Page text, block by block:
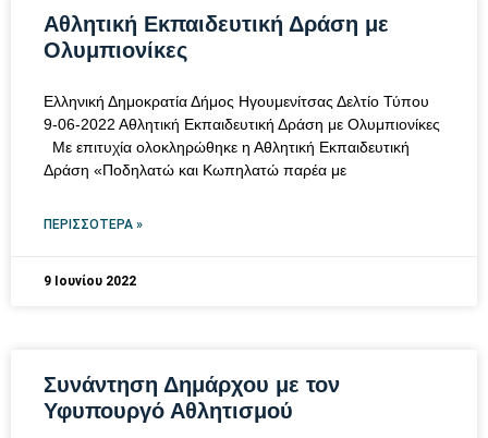
Αθλητική Εκπαιδευτική Δράση με
Ολυμπιονίκες
Ελληνική Δημοκρατία Δήμος Ηγουμενίτσας Δελτίο Τύπου
9-06-2022 Αθλητική Εκπαιδευτική Δράση με Ολυμπιονίκες
Με επιτυχία ολοκληρώθηκε η Αθλητική Εκπαιδευτική
Δράση «Ποδηλατώ και Κωπηλατώ παρέα με
ΠΕΡΙΣΣΌΤΕΡΑ »
9 Ιουνίου 2022
Συνάντηση Δημάρχου με τον
Υφυπουργό Αθλητισμού